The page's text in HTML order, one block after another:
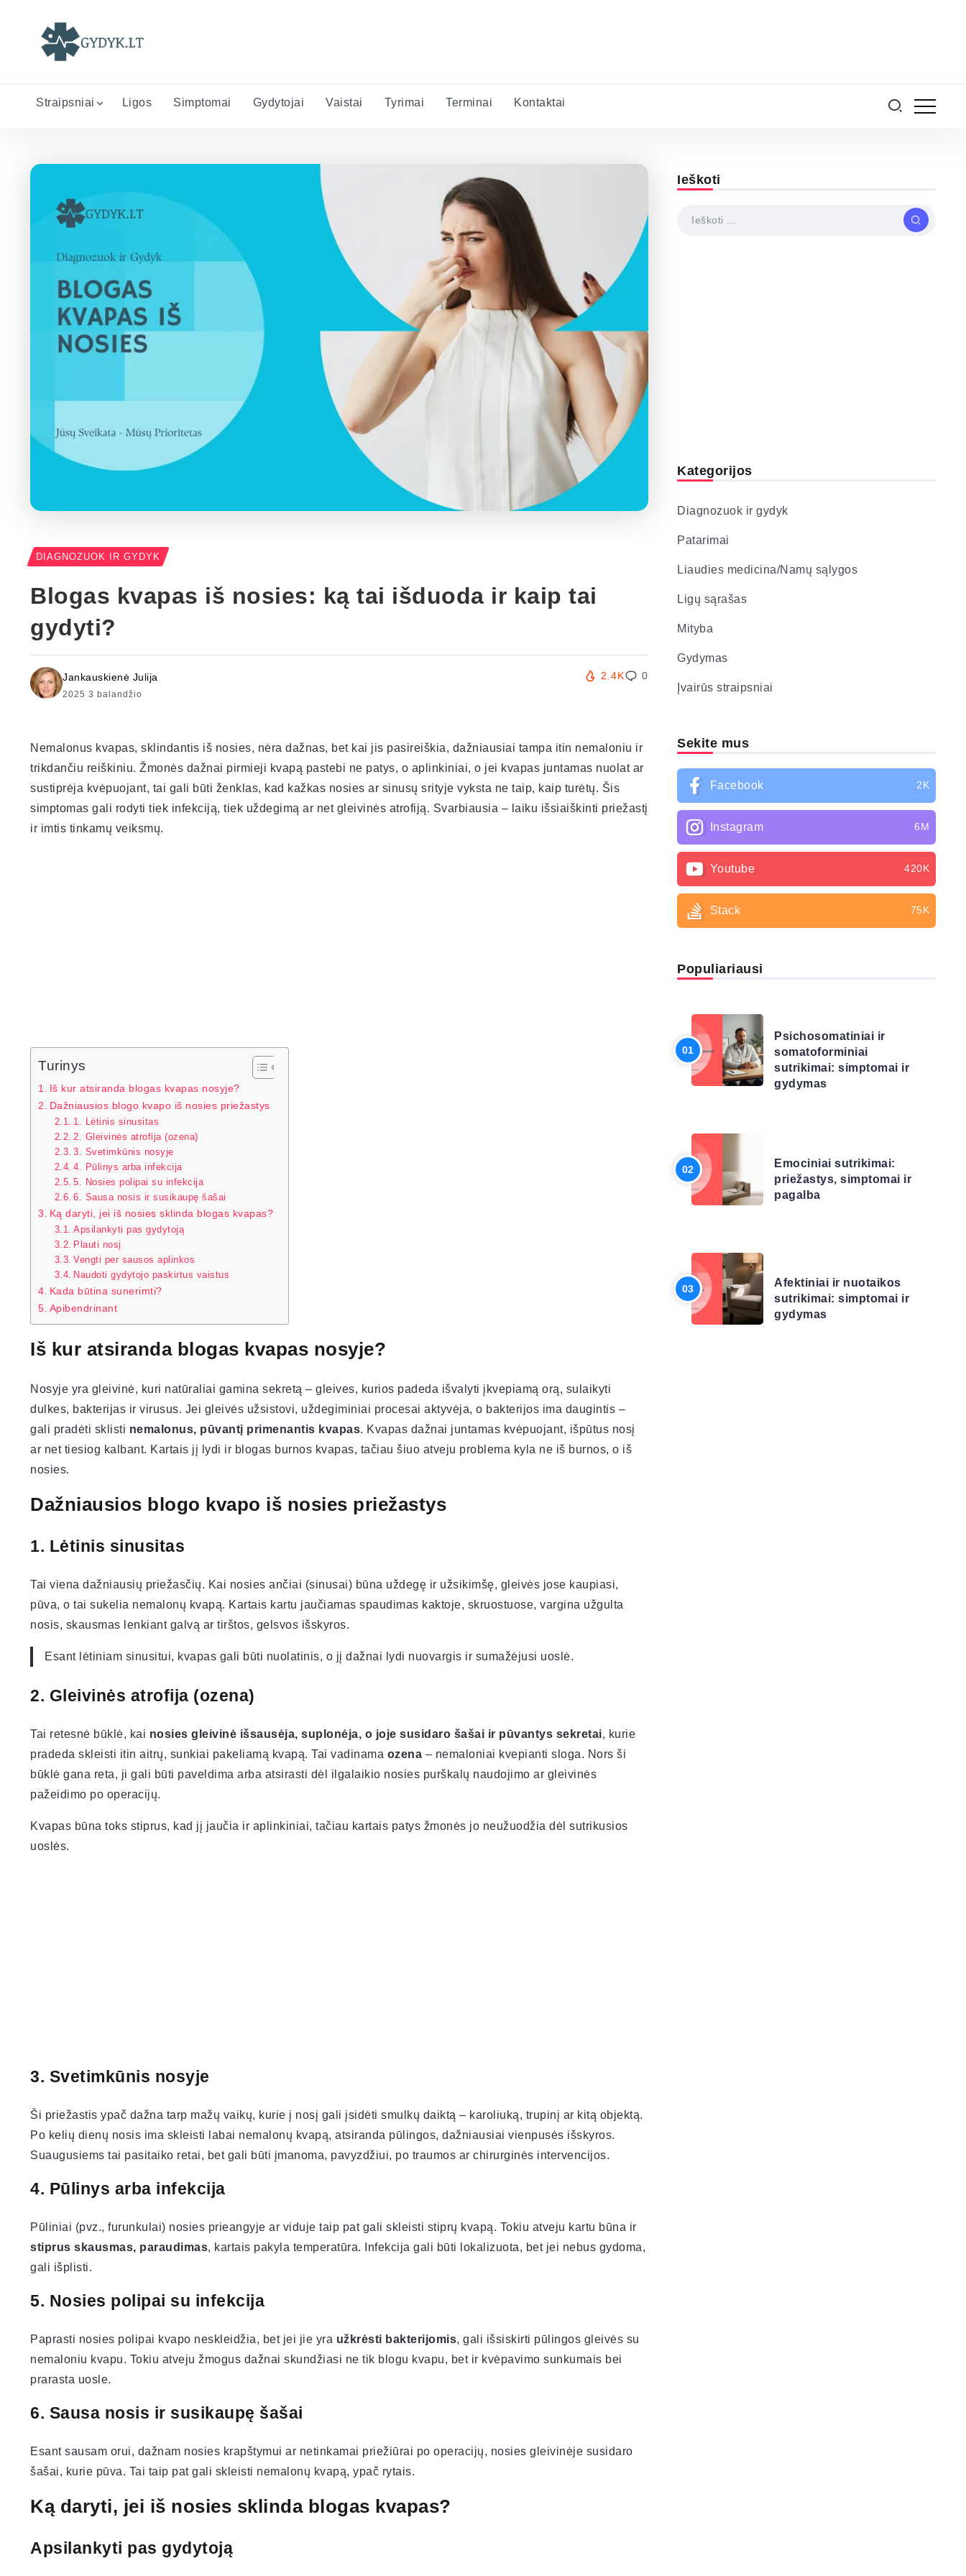
Straipsniai Ligos Simptomai Gydytojai Vaistai Tyrimai Terminai Kontaktai
DIAGNOZUOK IR GYDYK
Blogas kvapas iš nosies: ką tai išduoda ir kaip tai
gydyti?
Jankauskienė Julija
2025 3 balandžio
2.4K 0
Nemalonus kvapas, sklindantis iš nosies, nėra dažnas, bet kai jis pasireiškia, dažniausiai tampa itin nemaloniu ir
trikdančiu reiškiniu. Žmonės dažnai pirmieji kvapą pastebi ne patys, o aplinkiniai, o jei kvapas juntamas nuolat ar
sustiprėja kvėpuojant, tai gali būti ženklas, kad kažkas nosies ar sinusų srityje vyksta ne taip, kaip turėtų. Šis
simptomas gali rodyti tiek infekciją, tiek uždegimą ar net gleivinės atrofiją. Svarbiausia – laiku išsiaiškinti priežastį
ir imtis tinkamų veiksmų.
Turinys
Iš kur atsiranda blogas kvapas nosyje?
Dažniausios blogo kvapo iš nosies priežastys
1. Lėtinis sinusitas
2. Gleivinės atrofija (ozena)
3. Svetimkūnis nosyje
4. Pūlinys arba infekcija
5. Nosies polipai su infekcija
6. Sausa nosis ir susikaupę šašai
Ką daryti, jei iš nosies sklinda blogas kvapas?
Apsilankyti pas gydytoją
Plauti nosį
Vengti per sausos aplinkos
Naudoti gydytojo paskirtus vaistus
Kada būtina sunerimti?
Apibendrinant
Iš kur atsiranda blogas kvapas nosyje?
Nosyje yra gleivinė, kuri natūraliai gamina sekretą – gleives, kurios padeda išvalyti įkvepiamą orą, sulaikyti
dulkes, bakterijas ir virusus. Jei gleivės užsistovi, uždegiminiai procesai aktyvėja, o bakterijos ima daugintis –
gali pradėti sklisti nemalonus, pūvantį primenantis kvapas. Kvapas dažnai juntamas kvėpuojant, išpūtus nosį
ar net tiesiog kalbant. Kartais jį lydi ir blogas burnos kvapas, tačiau šiuo atveju problema kyla ne iš burnos, o iš
nosies.
Dažniausios blogo kvapo iš nosies priežastys
1. Lėtinis sinusitas
Tai viena dažniausių priežasčių. Kai nosies ančiai (sinusai) būna uždegę ir užsikimšę, gleivės jose kaupiasi,
pūva, o tai sukelia nemalonų kvapą. Kartais kartu jaučiamas spaudimas kaktoje, skruostuose, vargina užgulta
nosis, skausmas lenkiant galvą ar tirštos, gelsvos išskyros.
Esant lėtiniam sinusitui, kvapas gali būti nuolatinis, o jį dažnai lydi nuovargis ir sumažėjusi uoslė.
2. Gleivinės atrofija (ozena)
Tai retesnė būklė, kai nosies gleivinė išsausėja, suplonėja, o joje susidaro šašai ir pūvantys sekretai, kurie
pradeda skleisti itin aitrų, sunkiai pakeliamą kvapą. Tai vadinama ozena – nemaloniai kvepianti sloga. Nors ši
būklė gana reta, ji gali būti paveldima arba atsirasti dėl ilgalaikio nosies purškalų naudojimo ar gleivinės
pažeidimo po operacijų.
Kvapas būna toks stiprus, kad jį jaučia ir aplinkiniai, tačiau kartais patys žmonės jo neužuodžia dėl sutrikusios
uoslės.
3. Svetimkūnis nosyje
Ši priežastis ypač dažna tarp mažų vaikų, kurie į nosį gali įsidėti smulkų daiktą – karoliuką, trupinį ar kitą objektą.
Po kelių dienų nosis ima skleisti labai nemalonų kvapą, atsiranda pūlingos, dažniausiai vienpusės išskyros.
Suaugusiems tai pasitaiko retai, bet gali būti įmanoma, pavyzdžiui, po traumos ar chirurginės intervencijos.
4. Pūlinys arba infekcija
Pūliniai (pvz., furunkulai) nosies prieangyje ar viduje taip pat gali skleisti stiprų kvapą. Tokiu atveju kartu būna ir
stiprus skausmas, paraudimas, kartais pakyla temperatūra. Infekcija gali būti lokalizuota, bet jei nebus gydoma,
gali išplisti.
5. Nosies polipai su infekcija
Paprasti nosies polipai kvapo neskleidžia, bet jei jie yra užkrėsti bakterijomis, gali išsiskirti pūlingos gleivės su
nemaloniu kvapu. Tokiu atveju žmogus dažnai skundžiasi ne tik blogu kvapu, bet ir kvėpavimo sunkumais bei
prarasta uosle.
6. Sausa nosis ir susikaupę šašai
Esant sausam orui, dažnam nosies krapštymui ar netinkamai priežiūrai po operacijų, nosies gleivinėje susidaro
šašai, kurie pūva. Tai taip pat gali skleisti nemalonų kvapą, ypač rytais.
Ką daryti, jei iš nosies sklinda blogas kvapas?
Apsilankyti pas gydytoją
Ieškoti
Kategorijos
Diagnozuok ir gydyk
Patarimai
Liaudies medicina/Namų sąlygos
Ligų sąrašas
Mityba
Gydymas
Įvairūs straipsniai
Sekite mus
Facebook 2K
Instagram 6M
Youtube 420K
Stack 75K
Populiariausi
Psichosomatiniai ir
somatoforminiai
sutrikimai: simptomai ir
gydymas
Emociniai sutrikimai:
priežastys, simptomai ir
pagalba
Afektiniai ir nuotaikos
sutrikimai: simptomai ir
gydymas